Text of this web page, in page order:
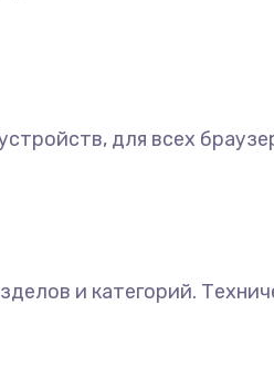
для всех
и категорий.